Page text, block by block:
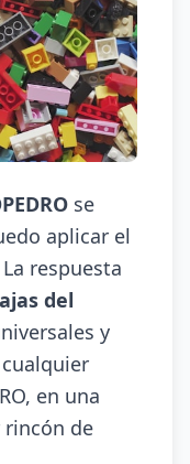
se
aplicar el
respuesta
del
y
en una
rincón de